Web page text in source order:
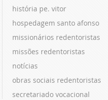
história pe. vitor
hospedagem santo afonso
missionários redentoristas
missões redentoristas
notícias
obras sociais redentoristas
secretariado vocacional